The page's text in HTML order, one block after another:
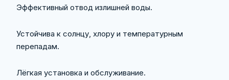
Эффективный отвод излишней воды.
Устойчива к солнцу, хлору и температурным
перепадам.
Лёгкая установка и обслуживание.